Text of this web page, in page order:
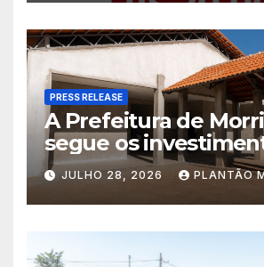
PRESS RELEASE
A Prefeitura de
segue os
educação. A obra da
Municipal Eudóxio
Figueiredo avança
acelerado e já
JULHO 28, 2026 PLANTÃO